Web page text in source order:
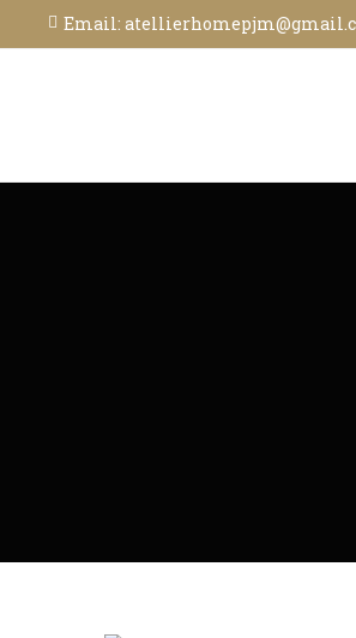
Email: